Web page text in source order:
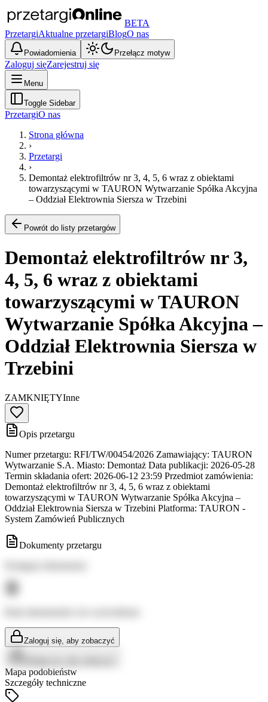
BETA
PrzetargiAktualne przetargiBlogO nas
Powiadomienia Przełącz motyw
Zaloguj sięZarejestruj się
Menu
Toggle Sidebar
PrzetargiO nas
Strona główna
›
Przetargi
›
Demontaż elektrofiltrów nr 3, 4, 5, 6 wraz z obiektami
towarzyszącymi w TAURON Wytwarzanie Spółka Akcyjna
– Oddział Elektrownia Siersza w Trzebini
Powrót do listy przetargów
Demontaż elektrofiltrów nr 3,
4, 5, 6 wraz z obiektami
towarzyszącymi w TAURON
Wytwarzanie Spółka Akcyjna –
Oddział Elektrownia Siersza w
Trzebini
ZAMKNIĘTYInne
Opis przetargu
Numer przetargu: RFI/TW/00454/2026 Zamawiający: TAURON
Wytwarzanie S.A. Miasto: Demontaż Data publikacji: 2026-05-28
Termin składania ofert: 2026-06-12 23:59 Przedmiot zamówienia:
Demontaż elektrofiltrów nr 3, 4, 5, 6 wraz z obiektami
towarzyszącymi w TAURON Wytwarzanie Spółka Akcyjna –
Oddział Elektrownia Siersza w Trzebini Platforma: TAURON -
System Zamówień Publicznych
Dokumenty przetargu
Zaloguj się, aby zobaczyć
Mapa podobieństw
Szczegóły techniczne